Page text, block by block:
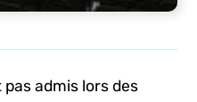
admis lors des